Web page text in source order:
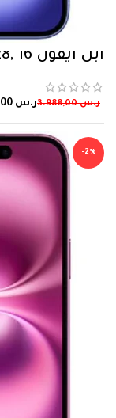
ابل آيفون 16 ,128 جيجابايت أزرق نيلي 5‎G آبل آيه 18
ر.س3.988,00 ر.س
-2%